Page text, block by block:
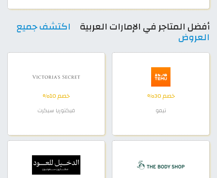
أفضل المتاجر في الإمارات العربية اكتشف جميع
العروض
خصم 30%
تيمو
خصم 10%
فيكتوريا سيكرت